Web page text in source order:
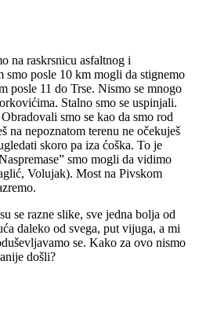
na raskrsnicu asfaltnog i
smo posle 10 km mogli da stignemo
posle 11 do Trse. Nismo se mnogo
Stalno smo se uspinjali.
smo se kao da smo rod
na nepoznatom terenu ne očekuješ
skoro pa iza ćoška. To je
smo mogli da vidimo
Volujak). Most na Pivskom
se razne slike, sve jedna bolja od
daleko od svega, put vijuga, a mi
se. Kako za ovo nismo
došli?